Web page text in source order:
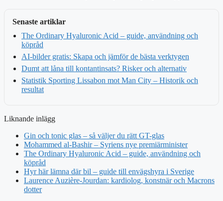
Senaste artiklar
The Ordinary Hyaluronic Acid – guide, användning och
köpråd
AI-bilder gratis: Skapa och jämför de bästa verktygen
Dumt att låna till kontantinsats? Risker och alternativ
Statistik Sporting Lissabon mot Man City – Historik och
resultat
Liknande inlägg
Gin och tonic glas – så väljer du rätt GT-glas
Mohammed al-Bashir – Syriens nye premiärminister
The Ordinary Hyaluronic Acid – guide, användning och
köpråd
Hyr här lämna där bil – guide till envägshyra i Sverige
Laurence Auzière-Jourdan: kardiolog, konstnär och Macrons
dotter